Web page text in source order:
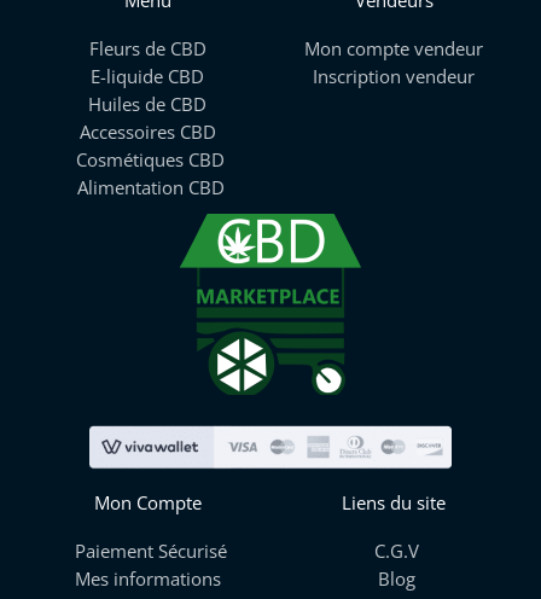
Fleurs de CBD
E-liquide CBD
Huiles de CBD
Accessoires CBD
Cosmétiques CBD
Alimentation CBD
Mon compte vendeur
Inscription vendeur
Mon Compte
Paiement Sécurisé
Mes informations
Liens du site
C.G.V
Blog